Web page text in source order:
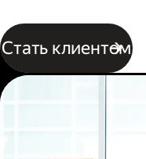
Стать клиентом